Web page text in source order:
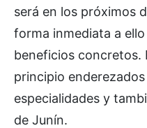
será en los próximos
forma inmediata a
beneficios concretos.
principio
especialidades y
de Junín.